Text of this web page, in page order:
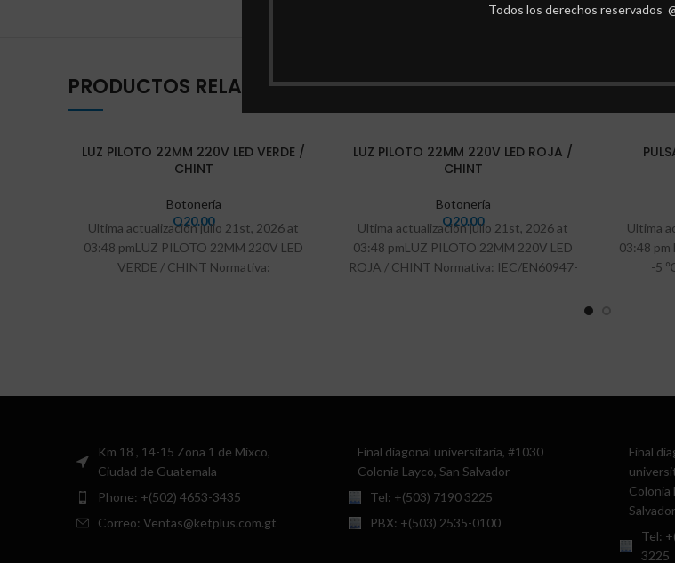
Todos los derechos reservados
PRODUCTOS RELACIONADOS
LUZ PILOTO 22MM 220V LED VERDE /
CHINT
Botonería
Q20.00
Ultima actualización julio 21st, 2026 at
03:48 pmLUZ PILOTO 22MM 220V LED
VERDE / CHINT Normativa:
LUZ PILOTO 22MM 220V LED ROJA /
CHINT
Botonería
Q20.00
Ultima actualización julio 21st, 2026 at
03:48 pmLUZ PILOTO 22MM 220V LED
ROJA / CHINT Normativa: IEC/EN60947-
Ultima
03:48 pm
-5
Km 18 , 14-15 Zona 1 de Mixco,
Ciudad de Guatemala
Phone: +(502) 4653-3435
Correo: Ventas@ketplus.com.gt
Final diagonal universitaria, #1030
Colonia Layco, San Salvador
Tel: +(503) 7190 3225
PBX: +(503) 2535-0100
Final
Colonia
Salvador
Tel:
3225